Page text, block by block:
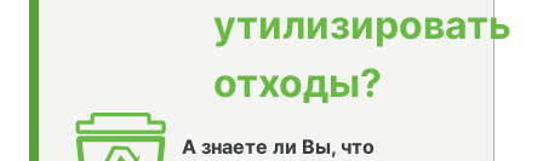
утилизировать
отходы?
А знаете ли Вы, что